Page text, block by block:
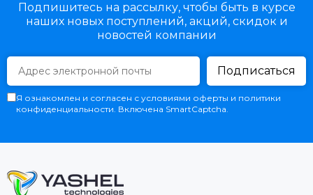
Подпишитесь на рассылку, чтобы быть в курсе
наших новых поступлений, акций, скидок и
новостей компании
Подписаться
Я ознакомлен и согласен с условиями оферты и политики
конфиденциальности. Включена SmartCaptcha.